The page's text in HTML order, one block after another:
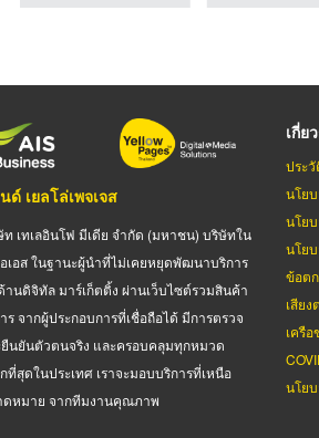
ด์ เยลโล่เพจเจส
ท เทเลอินโฟ มีเดีย จำกัด (มหาชน) บริษัทใน
อเอส ในฐานะผู้นำที่ไม่เคยหยุดพัฒนาบริการ
นดิจิทัล มาร์เก็ตติ้ง ผ่านเว็บไซต์รวมสินค้า
ร จากผู้ประกอบการที่เชื่อถือได้ มีการตรวจ
นยันตัวตนจริง และครอบคลุมทุกหมวด
ที่สุดในประเทศ เราจะมอบบริการที่เหนือ
ดหมาย จากทีมงานคุณภาพ
เกี่ย
ประ
นโย
นโย
นโย
ข้อต
เสีย
เครือ
นโย